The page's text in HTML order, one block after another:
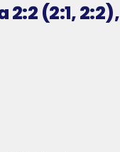
(2:1, 2:2),